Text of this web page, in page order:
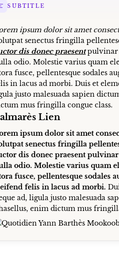
SUBTITLE
ipsum dolor sit amet
senectus fringilla
dis donec praesentpulvinar
odio. Molestie varius quam
fusce, pellentesque sodales
in lacus ad morbi. Duis et
justo malesuada sapien
mus fringilla congue class.
Lien
ipsum dolor sit amet
senectus fringilla
dis donec praesent
odio. Molestie varius quam
fusce, pellentesque sodales
felis in lacus ad morbi.
ad, ligula justo malesuada
enim dictum mus